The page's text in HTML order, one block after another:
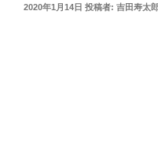
投
2020年1月14日 投稿者: 吉田寿太